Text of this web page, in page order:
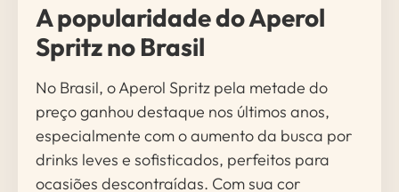
A popularidade do Aperol
Spritz no Brasil
No Brasil, o Aperol Spritz pela metade do
preço ganhou destaque nos últimos anos,
especialmente com o aumento da busca por
drinks leves e sofisticados, perfeitos para
ocasiões descontraídas. Com sua cor